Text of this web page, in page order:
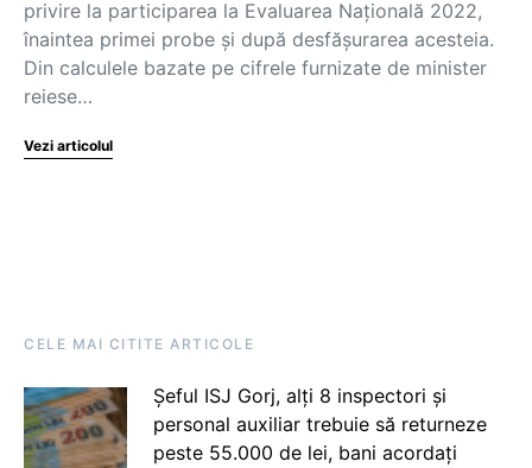
privire la participarea la Evaluarea Națională 2022,
înaintea primei probe și după desfășurarea acesteia.
Din calculele bazate pe cifrele furnizate de minister
reiese…
Vezi articolul
CELE MAI CITITE ARTICOLE
Șeful ISJ Gorj, alți 8 inspectori și
personal auxiliar trebuie să returneze
peste 55.000 de lei, bani acordați